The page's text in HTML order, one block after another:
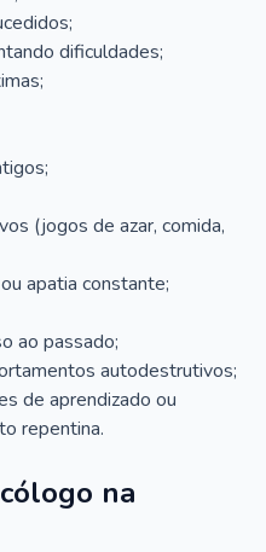
dificuldades;
(jogos de azar, comida,
apatia constante;
ao passado;
autodestrutivos;
de aprendizado ou
repentina.
na